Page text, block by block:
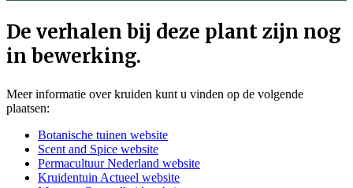
De verhalen bij deze plant zijn nog
in bewerking.
Meer informatie over kruiden kunt u vinden op de volgende
plaatsen:
Botanische tuinen website
Scent and Spice website
Permacultuur Nederland website
Kruidentuin Actueel website